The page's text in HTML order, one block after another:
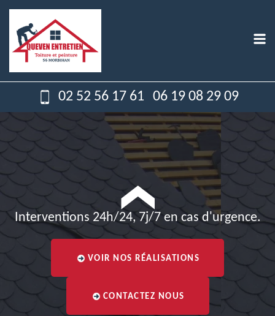
02 52 56 17 61 06 19 08 29 09
Interventions 24h/24, 7j/7 en cas d'urgence.
VOIR NOS RÉALISATIONS
CONTACTEZ NOUS